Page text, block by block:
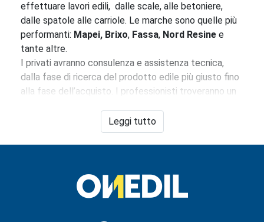
effettuare lavori edili, dalle scale, alle betoniere,
dalle spatole alle carriole. Le marche sono quelle più
performanti: Mapei, Brixo, Fassa, Nord Resine e
tante altre.
I privati avranno consulenza e assistenza tecnica,
dalla fase di ricerca del prodotto edile più giusto fino
alla fase dell’acquisto. I professionisti troveranno un
Per tutti, i prezzi sono tra i più convenienti sul
mercato dell’edilizia.
Leggi tutto